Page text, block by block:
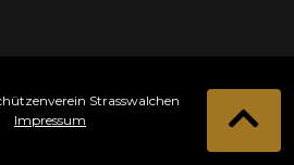
Strasswalchen
Impressum